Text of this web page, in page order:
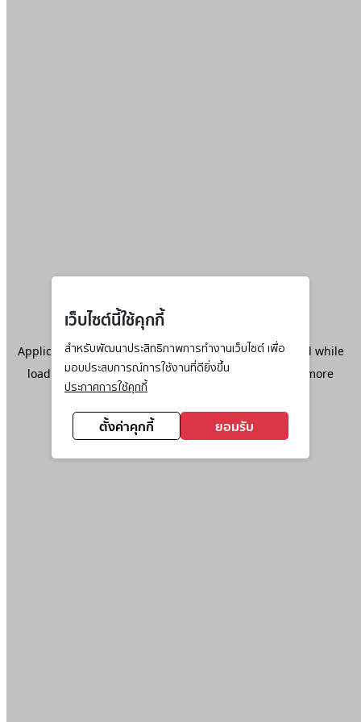
เว็บไซต์นี้ใช้คุกกี้
สำหรับพัฒนาประสิทธิภาพการทำงานเว็บไซต์ เพื่อ
มอบประสบการณ์การใช้งานที่ดียิ่งขึ้น
ประกาศการใช้คุกกี้
ตั้งค่าคุกกี้ ยอมรับ
Application error: aclient-side exception has occurred while
loadingwww.ktc.co.th(see the browser console
for more
information).